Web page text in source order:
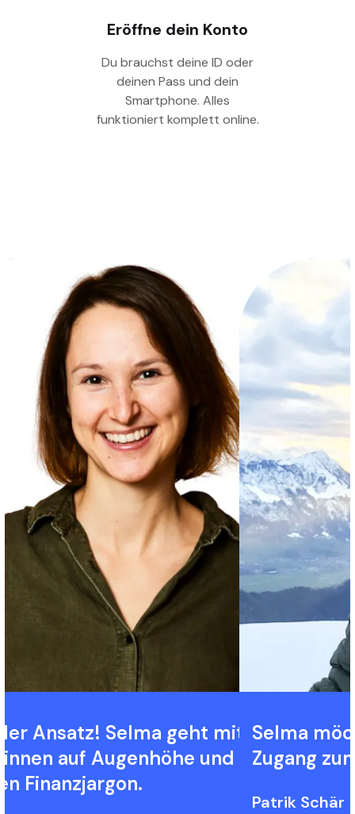
Eröffne dein Konto
Du brauchst deine ID oder
deinen Pass und dein
Smartphone. Alles
funktioniert komplett online.
Ansatz! Selma geht mit neuen
auf Augenhöhe und verzichtet
Finanzjargon.
Selma
Zugang
Patrik Schär